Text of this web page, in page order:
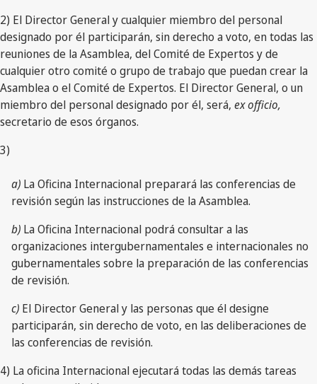
2) El Director General y cualquier miembro del personal
designado por él participarán, sin derecho a voto, en todas las
reuniones de la Asamblea, del Comité de Expertos y de
cualquier otro comité o grupo de trabajo que puedan crear la
Asamblea o el Comité de Expertos. El Director General, o un
miembro del personal designado por él, será, ex officio,
secretario de esos órganos.
3)
a) La Oficina Internacional preparará las conferencias de
revisión según las instrucciones de la Asamblea.
b) La Oficina Internacional podrá consultar a las
organizaciones intergubernamentales e internacionales no
gubernamentales sobre la preparación de las conferencias
de revisión.
c) El Director General y las personas que él designe
participarán, sin derecho de voto, en las deliberaciones de
las conferencias de revisión.
4) La oficina Internacional ejecutará todas las demás tareas